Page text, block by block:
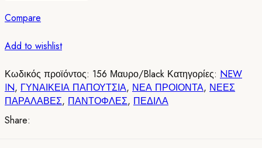
με
Φασα
Εξωραφο
156
Μαυρο/Black
Compare
Add to wishlist
Κωδικός προϊόντος: 156 Μαυρο/Black Κατηγορίες: NEW
IN, ΓΥΝΑΙΚΕΙΑ ΠΑΠΟΥΤΣΙΑ, ΝΕΑ ΠΡΟΙΟΝΤΑ, ΝΕΕΣ
ΠΑΡΑΛΑΒΕΣ, ΠΑΝΤΟΦΛΕΣ, ΠΕΔΙΛΑ
Share: